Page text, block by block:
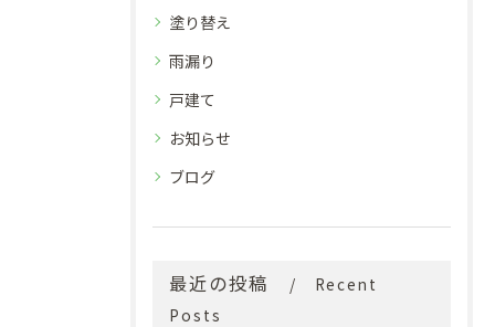
塗り替え
雨漏り
戸建て
お知らせ
ブログ
最近の投稿
Recent
Posts